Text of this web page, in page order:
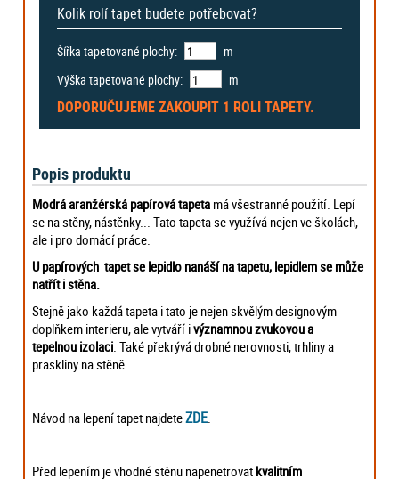
Kolik rolí tapet budete potřebovat?
Šířka tapetované plochy:
m
Výška tapetované plochy:
m
DOPORUČUJEME ZAKOUPIT 1 ROLITAPETY.
Popis produktu
Modrá aranžérská papírová tapeta má všestranné použití. Lepí
se na stěny, nástěnky... Tato tapeta se využívá nejen ve školách,
ale i pro domácí práce.
U papírových tapet se lepidlo nanáší na tapetu, lepidlem se může
natřít i stěna.
Stejně jako každá tapeta i tato je nejen skvělým designovým
doplňkem interieru, ale vytváří ivýznamnou zvukovou a
tepelnou izolaci. Také překrývá drobné nerovnosti, trhliny a
praskliny na stěně.
Návod na lepení tapet najdeteZDE.
Před lepením je vhodné stěnu napenetrovat kvalitním